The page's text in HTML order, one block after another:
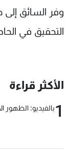
وفر السائق
التحقيق في
الأكثر قراءة
1بالفيديو: الظهور